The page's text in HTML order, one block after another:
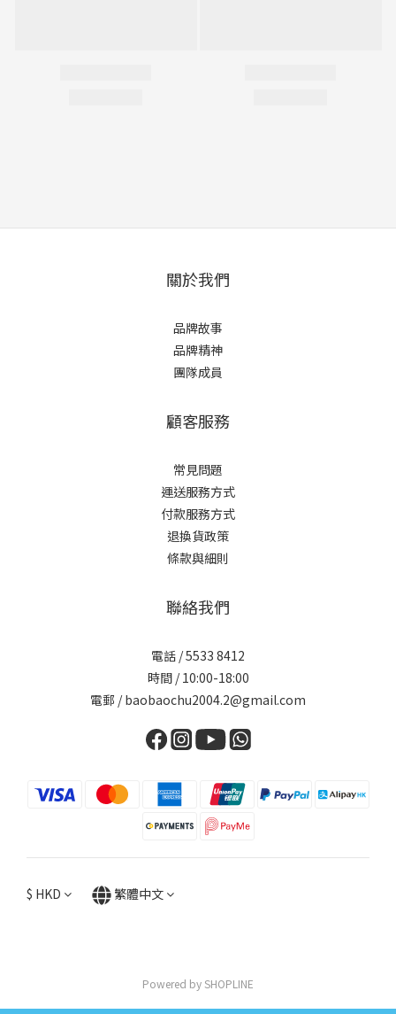
關於我們
品牌故事
品牌精神
團隊成員
顧客服務
常見問題
運送服務方式
付款服務方式
退換貨政策
條款與細則
聯絡我們
電話 / 5533 8412
時間 / 10:00-18:00
電郵 / baobaochu2004.2@gmail.com
$ HKD 繁體中文
Powered by SHOPLINE